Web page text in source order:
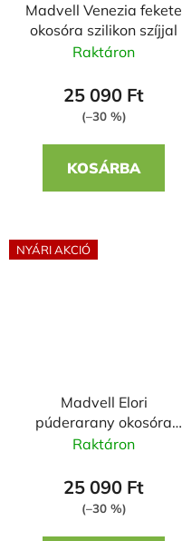
Madvell Venezia fekete
okosóra szilikon szíjjal
Raktáron
25 090 Ft
(–30 %)
KOSÁRBA
NYÁRI AKCIÓ
Madvell Elori
púderarany okosóra
szilikon szíjjal Vektor
Raktáron
25 090 Ft
(–30 %)